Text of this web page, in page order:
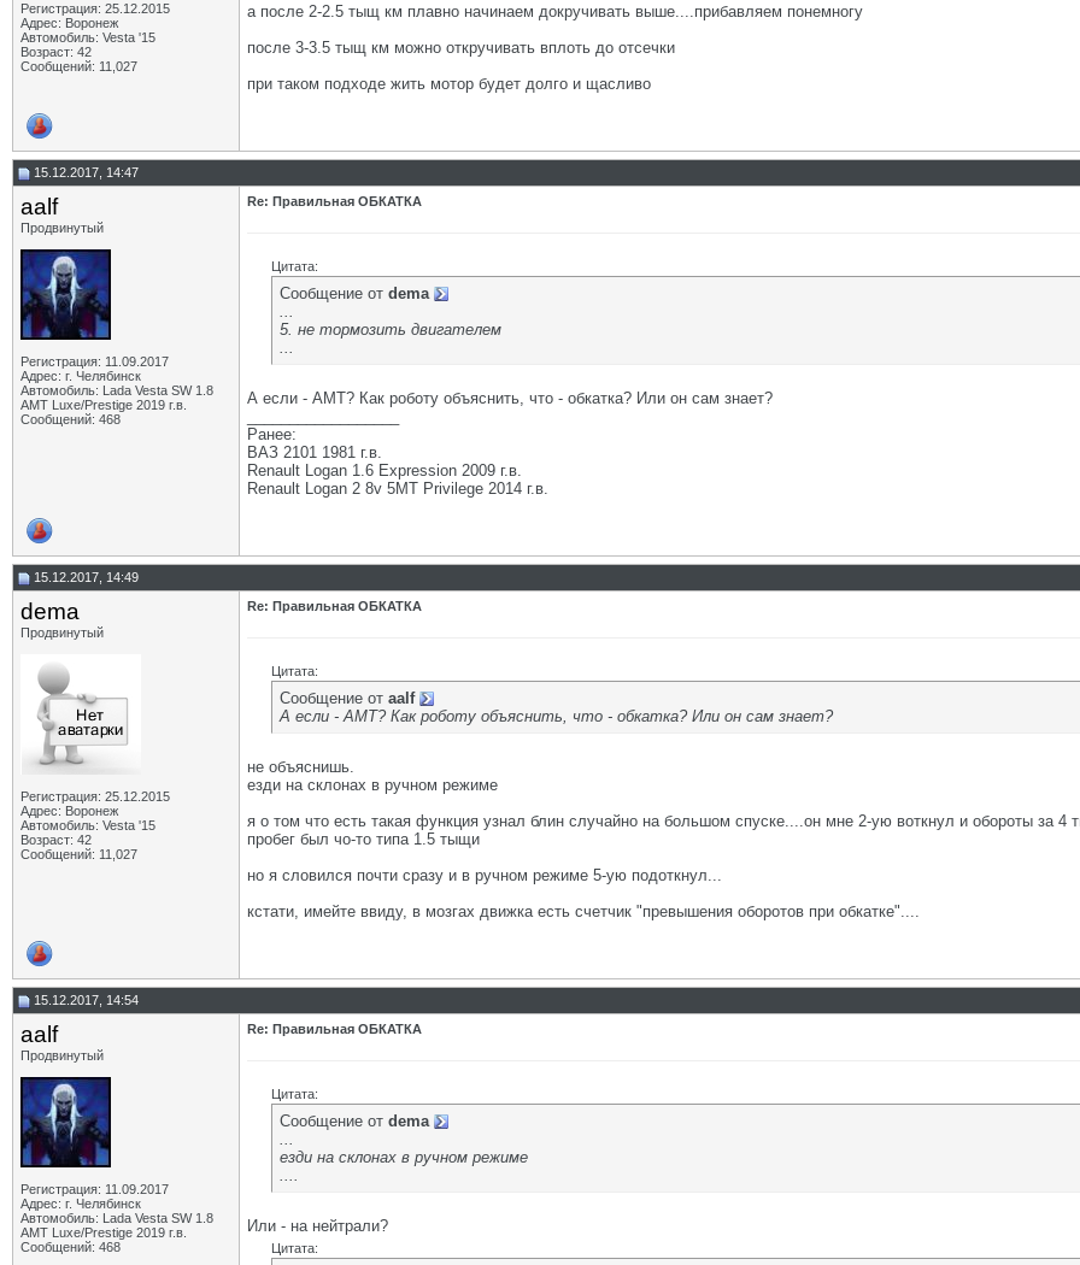
Регистрация: 25.12.2015
Адрес: Воронеж
Автомобиль: Vesta '15
Возраст: 42
Сообщений: 11,027
а после 2-2.5 тыщ км плавно начинаем докручивать выше....прибавляем понемногу
после 3-3.5 тыщ км можно откручивать вплоть до отсечки
при таком подходе жить мотор будет долго и щасливо
15.12.2017, 14:47
aalf
Продвинутый
Регистрация: 11.09.2017
Адрес: г. Челябинск
Автомобиль: Lada Vesta SW 1.8
АМТ Luxe/Prestige 2019 г.в.
Сообщений: 468
Re: Правильная ОБКАТКА
Цитата:
Сообщение от dema
...
5. не тормозить двигателем
...
А если - АМТ? Как роботу объяснить, что - обкатка? Или он сам знает?
Ранее:
ВАЗ 2101 1981 г.в.
Renault Logan 1.6 Expression 2009 г.в.
Renault Logan 2 8v 5МТ Privilege 2014 г.в.
15.12.2017, 14:49
dema
Продвинутый
Регистрация: 25.12.2015
Адрес: Воронеж
Автомобиль: Vesta '15
Возраст: 42
Сообщений: 11,027
Re: Правильная ОБКАТКА
Цитата:
Сообщение от aalf
А если - АМТ? Как роботу объяснить, что - обкатка? Или он сам знает?
не объяснишь.
езди на склонах в ручном режиме
я о том что есть такая функция узнал блин случайно на большом спуске....он мне 2-ую воткнул и обороты за 4
пробег был чо-то типа 1.5 тыщи
но я словился почти сразу и в ручном режиме 5-ую подоткнул...
кстати, имейте ввиду, в мозгах движка есть счетчик "превышения оборотов при обкатке"....
15.12.2017, 14:54
aalf
Продвинутый
Регистрация: 11.09.2017
Адрес: г. Челябинск
Автомобиль: Lada Vesta SW 1.8
АМТ Luxe/Prestige 2019 г.в.
Сообщений: 468
Re: Правильная ОБКАТКА
Цитата:
Сообщение от dema
...
езди на склонах в ручном режиме
....
Или - на нейтрали?
Цитата: